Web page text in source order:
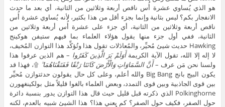
هو الذي يُساوي عشرة أُس ناقص أربعة وثلاثين من الثانية، أي بعد ما حدث
الانفجار بكم؟ ليس بثانية وإنما بجزء أقل من هذا بكثير، لأنه يُساوي عشرة أُس
ناقص أربعة وثلاثين من الثانية، أي جزء على عشرة أُس أربعة وثلاثين من
الثانية، ففي أول جزء منها يقول هؤلاء العلماء بما فيهم ستيفن هوكينج
Hawking حديث شيئ مُحيِّر، والمُعادَلات تقول هذا وتُؤكِّد هذا التوازن المُخيف،
لا إله إلا الله، تقول الآية الكريمةأَوَلَمْ يَرَ الَّذِينَ كَفَرُوا – هم الذين عرفوا هذا
ولسنا نحن مَن عرف –أَنَّ السَّمَاوَاتِ وَالْأَرْضَ كَانَتَا رَتْقًا فَفَتَقْنَاهُمَا ۖ۩، فهذا قد
يكون البيج بانج Big Bang والله أعلم، وعلى كل حال يقولون حدثتوازن مُحيِّر
بين قوى الجاذبية وبين قوى التمدد، وبعض العلماء بالغوا قليلاً مثل بولكينغهورن
Polkinghorne الذي ذكرته قبل قليل حيث قال هذا التوازن يدور بنسبة دائرة
حول الصفر، فكيف حول الصفر؟ كم يعني هذا؟ هذا الشيئ شبيه بالعدم، لكنه